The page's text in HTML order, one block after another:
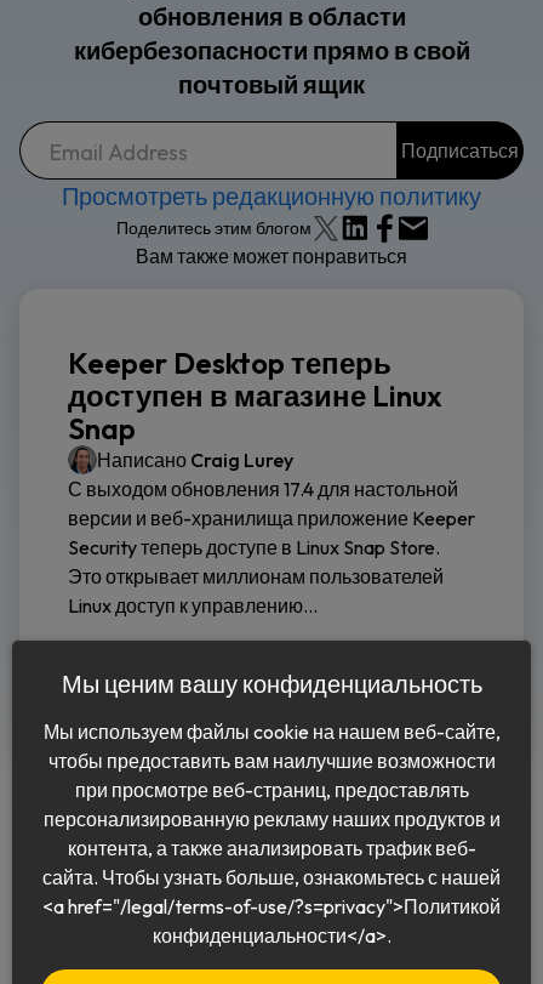
обновления в области
кибербезопасности прямо в свой
почтовый ящик
Просмотреть редакционную политику
Поделитесь этим блогом
Вам также может понравиться
Keeper Desktop теперь
доступен в магазине Linux
Snap
Написано Craig Lurey
С выходом обновления 17.4 для настольной
версии и веб-хранилища приложение Keeper
Security теперь доступе в Linux Snap Store.
Это открывает миллионам пользователей
Linux доступ к управлению...
Читать дальше
Pусский
Мы ценим вашу конфиденциальность
Мы используем файлы cookie на нашем веб-сайте,
чтобы предоставить вам наилучшие возможности
при просмотре веб-страниц, предоставлять
персонализированную рекламу наших продуктов и
контента, а также анализировать трафик веб-
сайта. Чтобы узнать больше, ознакомьтесь с нашей
<a href="/legal/terms-of-use/?s=privacy">Политикой
конфиденциальности</a>.